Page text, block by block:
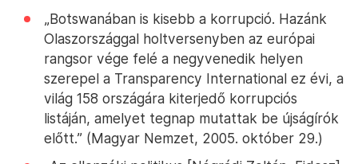
„Botswanában is kisebb a korrupció. Hazánk
Olaszországgal holtversenyben az európai
rangsor vége felé a negyvenedik helyen
szerepel a Transparency International ez évi, a
világ 158 országára kiterjedő korrupciós
listáján, amelyet tegnap mutattak be újságírók
előtt.” (Magyar Nemzet, 2005. október 29.)